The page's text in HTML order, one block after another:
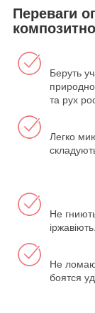
Переваги
Беруть
та рух
Легко
Не
іржавіють.
Не
боятся